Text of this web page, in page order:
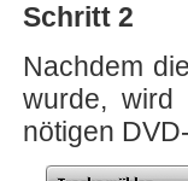
Schritt 2
Nachdem
wurde, wird
nötigen